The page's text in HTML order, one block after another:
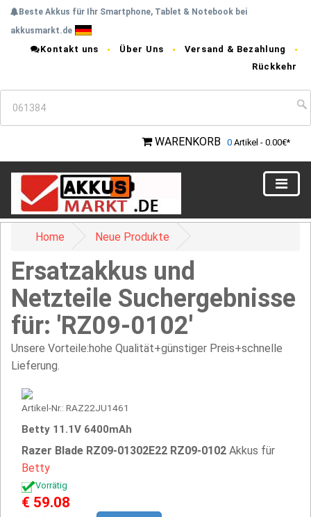
Beste Akkus für Ihr Smartphone, Tablet & Notebook bei
akkusmarkt.de
Kontakt uns Über Uns
Versand & Bezahlung
Rückkehr
WARENKORB 0 Artikel - 0.00€*
Home Neue Produkte
Ersatzakkus und
Netzteile Suchergebnisse
für: 'RZ09-0102'
Unsere Vorteile:hohe Qualität+günstiger Preis+schnelle
Lieferung.
Artikel-Nr.: RAZ22JU1461
Betty 11.1V 6400mAh
Razer Blade RZ09-01302E22 RZ09-0102 Akkus für
Betty
Vorrätig
€ 59.08